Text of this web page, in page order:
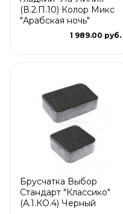
(В.2.П.10) Колор Микс
"Арабская ночь"
1 989.00 руб.
Брусчатка Выбор
Стандарт "Классико"
(А.1.КО.4) Черный